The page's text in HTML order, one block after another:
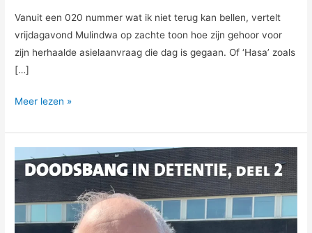
Vanuit een 020 nummer wat ik niet terug kan bellen, vertelt
vrijdagavond Mulindwa op zachte toon hoe zijn gehoor voor
zijn herhaalde asielaanvraag die dag is gegaan. Of ‘Hasa’ zoals
[…]
Meer lezen »
DOODSBANG
DEEL
2